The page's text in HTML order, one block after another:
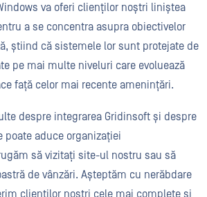
va oferi clienților noștri liniștea
a se concentra asupra obiectivelor
știind că sistemele lor sunt protejate de
pe mai multe niveluri care evoluează
față celor mai recente amenințări.
despre integrarea Gridinsoft și despre
poate aduce organizației
să vizitați site-ul nostru sau să
de vânzări. Așteptăm cu nerăbdare
clienților noștri cele mai complete și